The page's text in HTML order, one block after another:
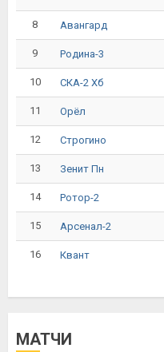
8 Авангард
9 Родина-3
10 СКА-2 Хб
11 Орёл
12 Строгино
13 Зенит Пн
14 Ротор-2
15 Арсенал-2
16 Квант
МАТЧИ